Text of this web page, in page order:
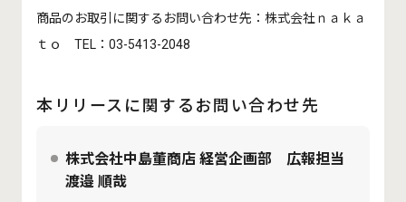
商品のお取引に関するお問い合わせ先：株式会社ｎａｋａ
ｔｏ TEL：03-5413-2048
本リリースに関するお問い合わせ先
株式会社中島董商店 経営企画部 広報担当
渡邉 順哉